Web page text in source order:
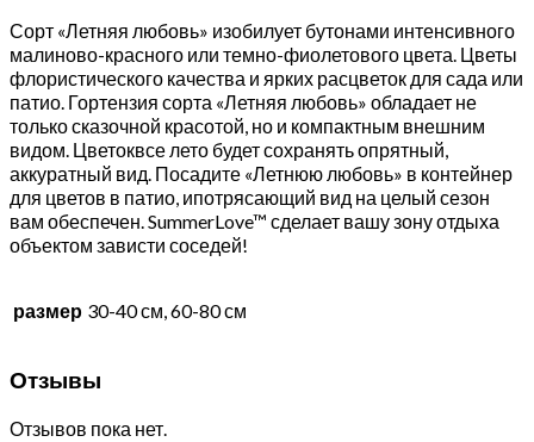
Сорт «Летняя любовь» изобилует бутонами интенсивного
малиново-красного или темно-фиолетового цвета. Цветы
флористического качества и ярких расцветок для сада или
патио. Гортензия сорта «Летняя любовь» обладает не
только сказочной красотой, но и компактным внешним
видом. Цветоквсе лето будет сохранять опрятный,
аккуратный вид. Посадите «Летнюю любовь» в контейнер
для цветов в патио, ипотрясающий вид на целый сезон
вам обеспечен. SummerLove™ сделает вашу зону отдыха
объектом зависти соседей!
размер 30-40 см, 60-80 см
Отзывы
Отзывов пока нет.